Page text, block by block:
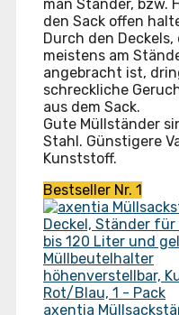
man Ständer, bzw.
den Sack offen
Durch den Deckels,
meistens am
angebracht ist,
schreckliche
aus dem Sack.
Gute Müllständer
Stahl. Günstigere
Kunststoff.
Bestseller Nr. 1
axentia